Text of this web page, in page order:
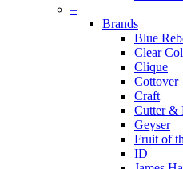
–
Brands
Blue
Clear
Clique
Cottover
Craft
Cutter &
Geyser
Fruit of
ID